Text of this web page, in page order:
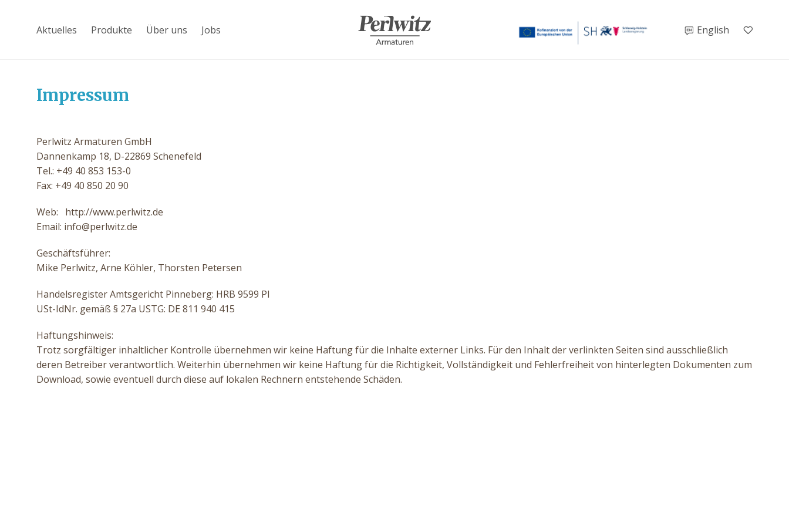
Aktuelles Produkte Über uns Jobs English
Impressum
Perlwitz Armaturen GmbH
Dannenkamp 18, D-22869 Schenefeld
Tel.: +49 40 853 153-0
Fax: +49 40 850 20 90
Web: http://www.perlwitz.de
Email: info@perlwitz.de
Geschäftsführer:
Mike Perlwitz, Arne Köhler, Thorsten Petersen
Handelsregister Amtsgericht Pinneberg: HRB 9599 PI
USt-IdNr. gemäß § 27a USTG: DE 811 940 415
Haftungshinweis:
Trotz sorgfältiger inhaltlicher Kontrolle übernehmen wir keine Haftung für die Inhalte externer Links. Für den Inhalt der verlinkten Seiten sind ausschließlich
deren Betreiber verantwortlich. Weiterhin übernehmen wir keine Haftung für die Richtigkeit, Vollständigkeit und Fehlerfreiheit von hinterlegten Dokumenten zum
Download, sowie eventuell durch diese auf lokalen Rechnern entstehende Schäden.